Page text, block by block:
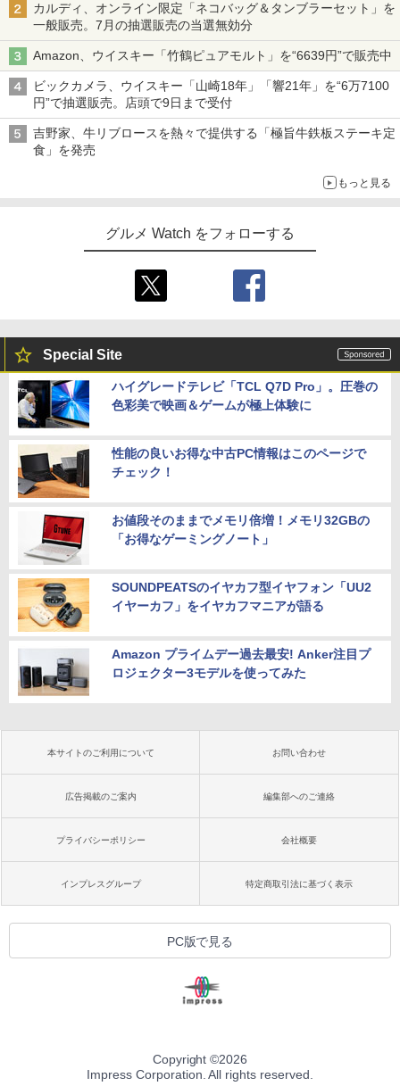
カルディ、オンライン限定「ネコバッグ＆タンブラーセット」を
一般販売。7月の抽選販売の当選無効分
Amazon、ウイスキー「竹鶴ピュアモルト」を“6639円”で販売中
ビックカメラ、ウイスキー「山崎18年」「響21年」を“6万7100
円”で抽選販売。店頭で9日まで受付
吉野家、牛リブロースを熱々で提供する「極旨牛鉄板ステーキ定
食」を発売
もっと見る
グルメ Watch をフォローする
Special Site
ハイグレードテレビ「TCL Q7D Pro」。圧巻の
色彩美で映画＆ゲームが極上体験に
性能の良いお得な中古PC情報はこのページで
チェック！
お値段そのままでメモリ倍増！メモリ32GBの
「お得なゲーミングノート」
SOUNDPEATSのイヤカフ型イヤフォン「UU2
イヤーカフ」をイヤカフマニアが語る
Amazon プライムデー過去最安! Anker注目プ
ロジェクター3モデルを使ってみた
本サイトのご利用について お問い合わせ
広告掲載のご案内 編集部へのご連絡
プライバシーポリシー 会社概要
インプレスグループ 特定商取引法に基づく表示
PC版で見る
Copyright ©2026
Impress Corporation. All rights reserved.